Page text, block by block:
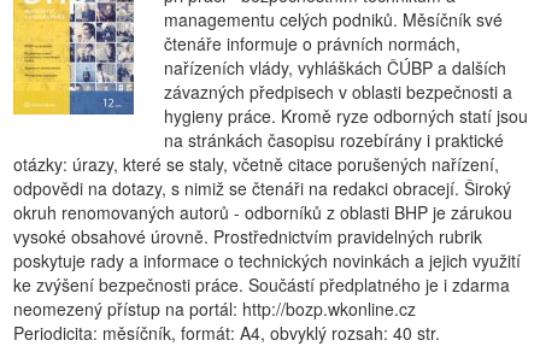
managementu celých podniků. Měsíčník své
čtenáře informuje o právních normách,
nařízeních vlády, vyhláškách ČÚBP a dalších
závazných předpisech v oblasti bezpečnosti a
hygieny práce. Kromě ryze odborných statí jsou
na stránkách časopisu rozebírány i praktické
otázky: úrazy, které se staly, včetně citace porušených nařízení,
odpovědi na dotazy, s nimiž se čtenáři na redakci obracejí. Široký
okruh renomovaných autorů - odborníků z oblasti BHP je zárukou
vysoké obsahové úrovně. Prostřednictvím pravidelných rubrik
poskytuje rady a informace o technických novinkách a jejich využití
ke zvýšení bezpečnosti práce. Součástí předplatného je i zdarma
neomezený přístup na portál: http://bozp.wkonline.cz
Periodicita: měsíčník, formát: A4, obvyklý rozsah: 40 str.